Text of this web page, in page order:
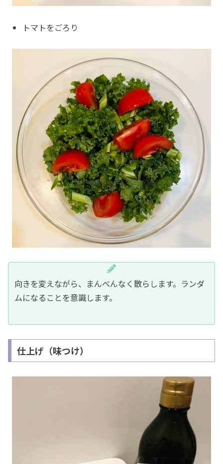
トマトをごろり
向きを変えながら、まんべんなく散らします。ランダ
ムになることを意識します。
仕上げ（味つけ）